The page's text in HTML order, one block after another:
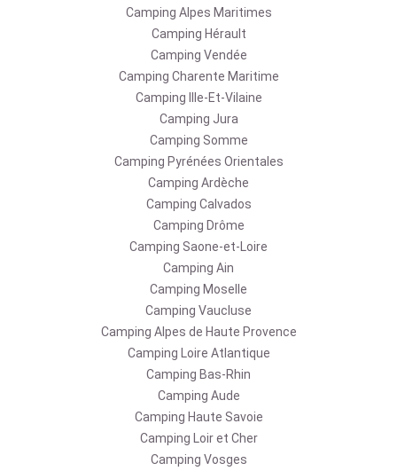
Camping Alpes Maritimes
Camping Hérault
Camping Vendée
Camping Charente Maritime
Camping Ille-Et-Vilaine
Camping Jura
Camping Somme
Camping Pyrénées Orientales
Camping Ardèche
Camping Calvados
Camping Drôme
Camping Saone-et-Loire
Camping Ain
Camping Moselle
Camping Vaucluse
Camping Alpes de Haute Provence
Camping Loire Atlantique
Camping Bas-Rhin
Camping Aude
Camping Haute Savoie
Camping Loir et Cher
Camping Vosges